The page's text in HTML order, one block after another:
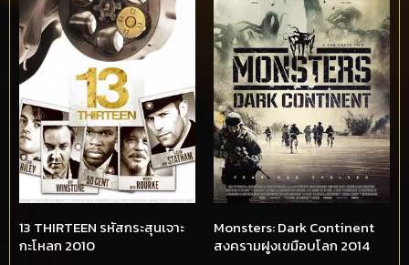
13 THIRTEEN รหัสกระสุนเจาะ
กะโหลก 2010
Monsters: Dark Continent
สงครามฝูงเขมือบโลก 2014